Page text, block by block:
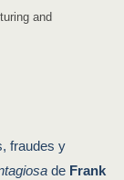
and
fraudes y
de Frank